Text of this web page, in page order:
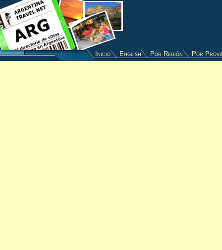
Inicio English Por Región Por